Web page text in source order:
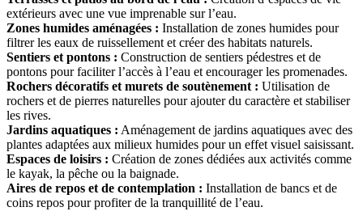
extérieurs avec une vue imprenable sur l’eau.
Zones humides aménagées : Installation de zones humides pour
filtrer les eaux de ruissellement et créer des habitats naturels.
Sentiers et pontons : Construction de sentiers pédestres et de
pontons pour faciliter l’accès à l’eau et encourager les promenades.
Rochers décoratifs et murets de soutènement : Utilisation de
rochers et de pierres naturelles pour ajouter du caractère et stabiliser
les rives.
Jardins aquatiques : Aménagement de jardins aquatiques avec des
plantes adaptées aux milieux humides pour un effet visuel saisissant.
Espaces de loisirs : Création de zones dédiées aux activités comme
le kayak, la pêche ou la baignade.
Aires de repos et de contemplation : Installation de bancs et de
coins repos pour profiter de la tranquillité de l’eau.